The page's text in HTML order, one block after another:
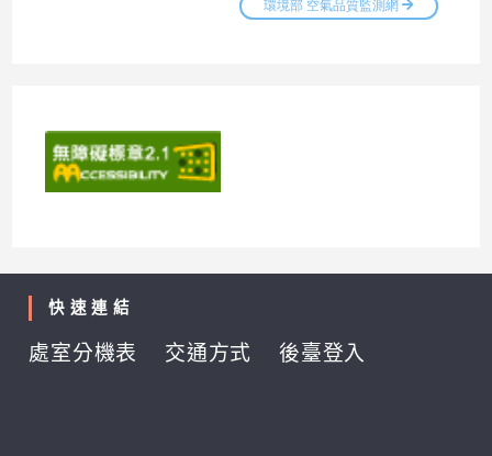
快速連結
處室分機表 交通方式 後臺登入